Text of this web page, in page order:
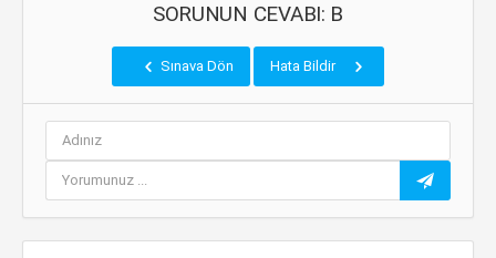
SORUNUN CEVABI: B
Sınava Dön Hata Bildir